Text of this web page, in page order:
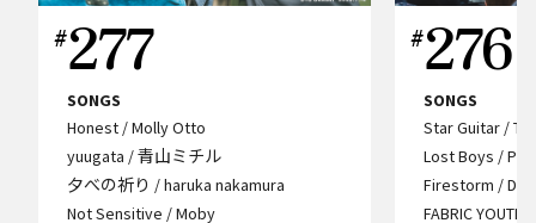
277
SONGS
Honest / Molly Otto
yuugata / 青山ミチル
夕べの祈り / haruka nakamura
Not Sensitive / Moby
276
SONGS
Star Guitar /
Lost Boys /
Firestorm /
FABRIC